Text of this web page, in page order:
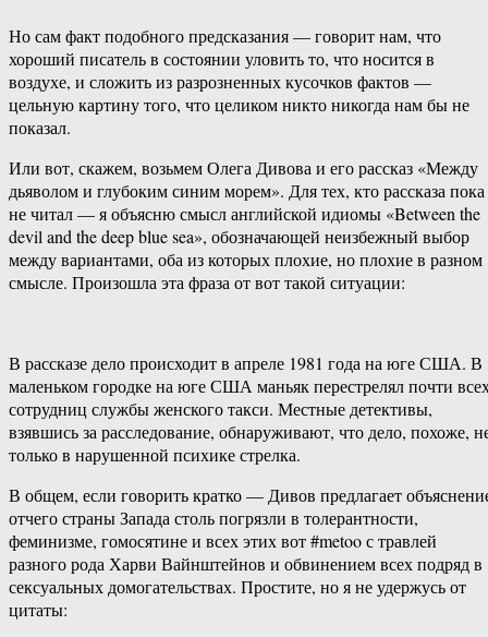
Но сам факт подобного предсказания — говорит нам, что
хороший писатель в состоянии уловить то, что носится в
воздухе, и сложить из разрозненных кусочков фактов —
цельную картину того, что целиком никто никогда нам бы не
показал.
Или вот, скажем, возьмем Олега Дивова и его рассказ «Между
дьяволом и глубоким синим морем». Для тех, кто рассказа пока
не читал — я объясню смысл английской идиомы «Between the
devil and the deep blue sea», обозначающей неизбежный выбор
между вариантами, оба из которых плохие, но плохие в разном
смысле. Произошла эта фраза от вот такой ситуации:
В рассказе дело происходит в апреле 1981 года на юге США. В
маленьком городке на юге США маньяк перестрелял почти
сотрудниц службы женского такси. Местные детективы,
взявшись за расследование, обнаруживают, что дело, похоже,
только в нарушенной психике стрелка.
В общем, если говорить кратко — Дивов предлагает
отчего страны Запада столь погрязли в толерантности,
феминизме, гомосятине и всех этих вот #metoo с травлей
разного рода Харви Вайнштейнов и обвинением всех подряд в
сексуальных домогательствах. Простите, но я не удержусь от
цитаты: